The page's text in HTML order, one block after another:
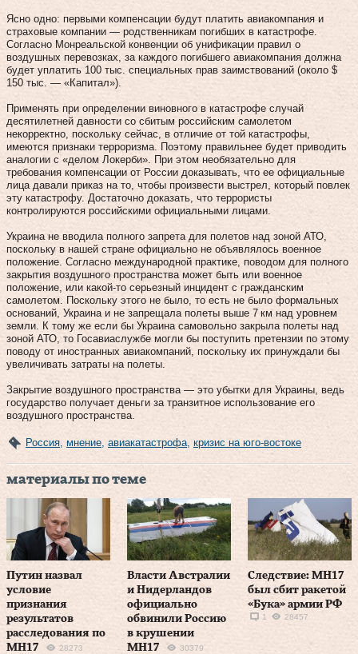
Ясно одно: первыми компенсации будут платить авиакомпания и
страховые компании — родственникам погибших в катастрофе.
Согласно Монреальской конвенции об унификации правил о
воздушных перевозках, за каждого погибшего авиакомпания должна
будет уплатить 100 тыс. специальных прав заимствований (около $
150 тыс. — «Капитал»).
Применять при определении виновного в катастрофе случай
десятилетней давности со сбитым российским самолетом
некорректно, поскольку сейчас, в отличие от той катастрофы,
имеются признаки терроризма. Поэтому правильнее будет приводить
аналогии с «делом Локерби». При этом необязательно для
требования компенсации от России доказывать, что ее официальные
лица давали приказ на то, чтобы произвести выстрел, который повлек
эту катастрофу. Достаточно доказать, что террористы
контролируются российскими официальными лицами.
Украина не вводила полного запрета для полетов над зоной АТО,
поскольку в нашей стране официально не объявлялось военное
положение. Согласно международной практике, поводом для полного
закрытия воздушного пространства может быть или военное
положение, или какой‑то серьезный инцидент с гражданским
самолетом. Поскольку этого не было, то есть не было формальных
оснований, Украина и не запрещала полеты выше 7 км над уровнем
земли. К тому же если бы Украина самовольно закрыла полеты над
зоной АТО, то Госавиаслужбе могли бы поступить претензии по этому
поводу от иностранных авиакомпаний, поскольку их принуждали бы
увеличивать затраты на полеты.
Закрытие воздушного пространства — это убытки для Украины, ведь
государство получает деньги за транзитное использование его
воздушного пространства.
Россия, мнение, авиакатастрофа, кризис на юго-востоке
материалы по теме
Путин назвал
условие
признания
результатов
расследования по
MH17
28273
Власти Австралии
и Нидерландов
официально
обвинили Россию
в крушении
MH17
30379
Следствие: MH17
был сбит ракетой
«Бука» армии РФ
1 28457